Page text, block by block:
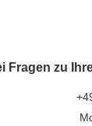
Fragen zu